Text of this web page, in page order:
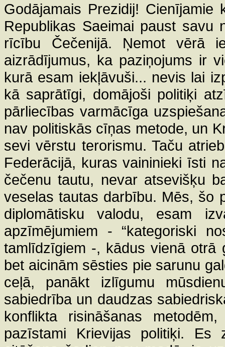
Godājamais Prezidij!
Republikas Saeimai paust savu
rīcību Čečenijā. Ņemot vērā
aizrādījumus, ka paziņojums ir
kurā esam iekļāvuši... nevis lai
kā saprātīgi, domājoši politiķi
pārliecības varmācīga
nav politiskās cīņas metode, un
sevi vērstu terorismu. Taču
Federācijā, kuras vaininieki īsti
čečenu tautu, nevar atsevišķu
veselas tautas darbību. Mēs, šo
diplomātisku valodu, esam
apzīmējumiem - “kategoriski
tamlīdzīgiem -, kādus vienā otrā
bet aicinām sēsties pie sarunu
ceļā, panākt izlīgumu
sabiedrība un daudzas
konflikta risināšanas
pazīstami Krievijas politiķi. Es